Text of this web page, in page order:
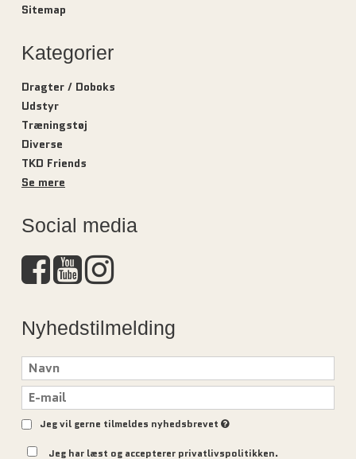
Sitemap
Kategorier
Dragter / Doboks
Udstyr
Træningstøj
Diverse
TKD Friends
Se mere
Social media
Nyhedstilmelding
Jeg vil gerne tilmeldes nyhedsbrevet
Jeg har læst og accepterer privatlivspolitikken.